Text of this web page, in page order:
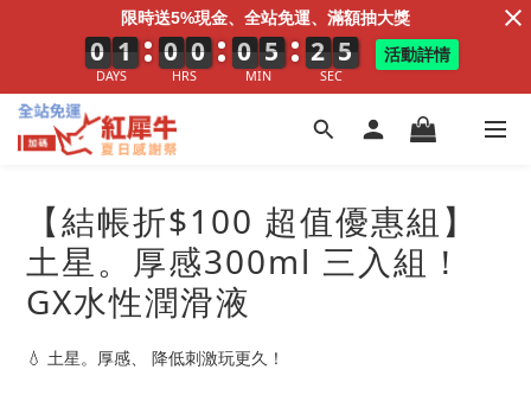
【結帳折$100 超值優惠組】
土星。厚感300ml 三入組！
GX水性潤滑液
💧 土星。厚感、 降低刺激玩更久！
限時送5%現金、全站免運、滿額抽大獎
0
0
0 1
1
1
DAYS
0
0
0 0
0
0
HRS
0
0
0 5
5
5
MIN
2
3
2 3
4
3
SEC
活動詳情